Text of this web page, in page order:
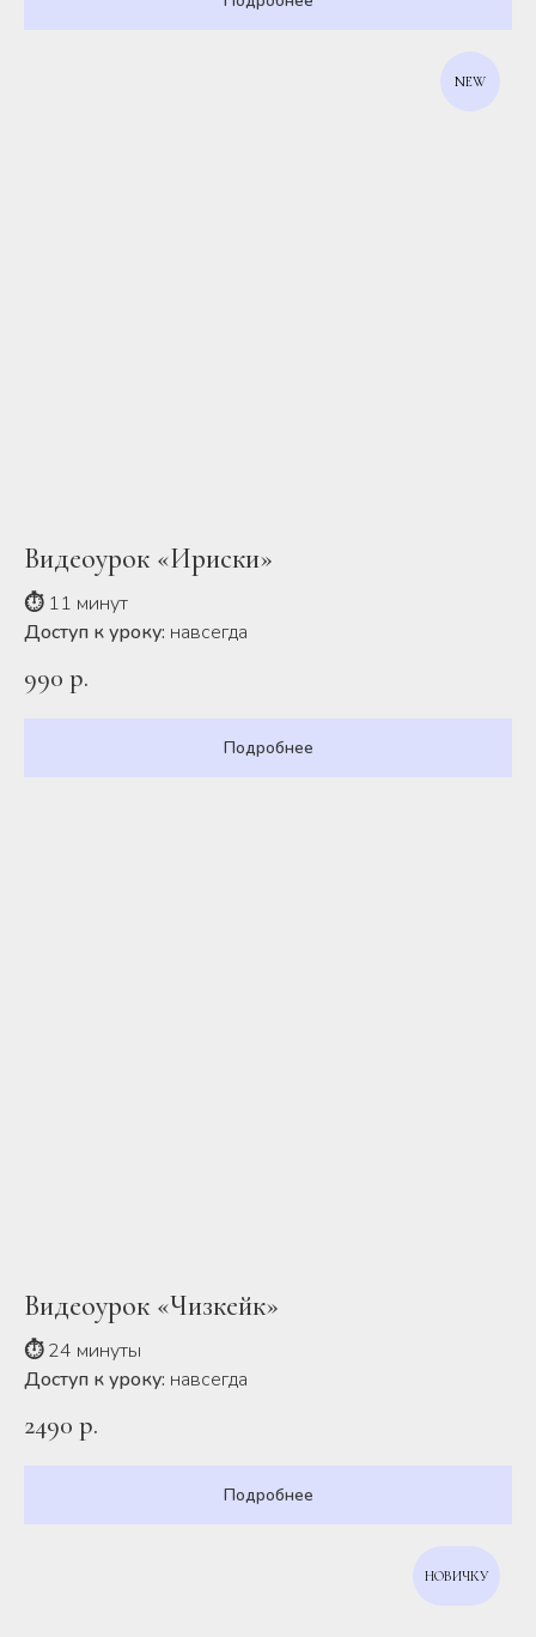
NEW
Видеоурок «Ириски»
⏱11 минут
Доступ к уроку: навсегда
990 р.
Подробнее
Видеоурок «Чизкейк»
⏱24 минуты
Доступ к уроку: навсегда
2490 р.
Подробнее
НОВИЧКУ